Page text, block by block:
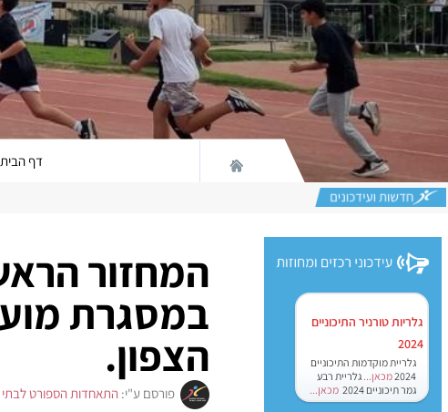
דף הבית
גלריות טורניר התיכוניים
2024
גלריית מוקדמות התיכוניים
2024מכאן... גלריית רבע
גמר תיכוניים 2024
מכאן...
המחזור
במסגרת
הצפון.
פורסם ע"י: התאחדות הספורט